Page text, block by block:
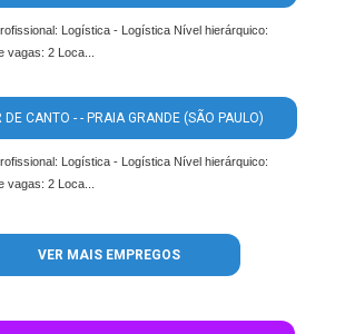
Logística - Logística Nível hierárquico:
vagas: 2 Loca...
DE CANTO - - PRAIA GRANDE (SÃO PAULO)
Logística - Logística Nível hierárquico:
vagas: 2 Loca...
VER MAIS EMPREGOS